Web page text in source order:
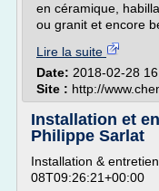
en céramique,
ou granit et encore
Lire la suite
Date: 2018-02-28
Site : http://
Installation et
Philippe Sarlat
Installation &
08T09:26:21+00:00